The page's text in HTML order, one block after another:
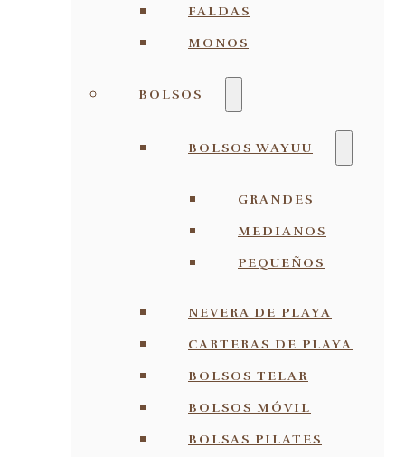
FALDAS
MONOS
BOLSOS
BOLSOS WAYUU
GRANDES
MEDIANOS
PEQUEÑOS
NEVERA DE PLAYA
CARTERAS DE PLAYA
BOLSOS TELAR
BOLSOS MÓVIL
BOLSAS PILATES